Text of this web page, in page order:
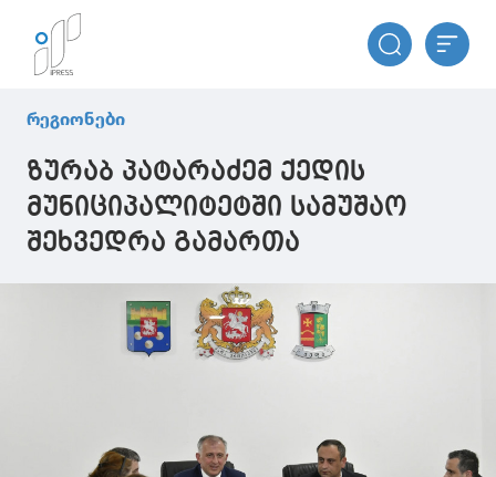
რეგიონები
ზურაბ პატარაძემ ქედის
მუნიციპალიტეტში სამუშაო
შეხვედრა გამართა